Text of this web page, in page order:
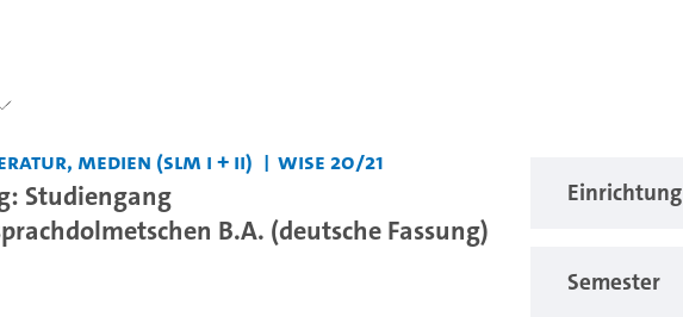
Einrichtung
Semester
Medien (SLM I + II) WiSe 20/21
Studiengang
B.A. (deutsche Fassung)